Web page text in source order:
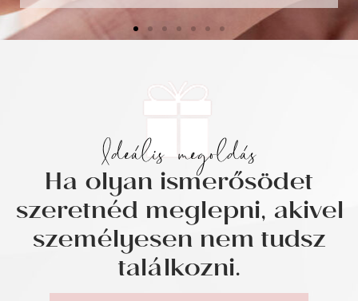
Ideális megoldás
Ha olyan ismerősödet
szeretnéd meglepni, akivel
személyesen nem tudsz
találkozni.